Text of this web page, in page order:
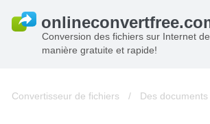
Conversion des fichiers sur Internet de
manière gratuite et rapide!
Convertisseur de fichiers / Des documents